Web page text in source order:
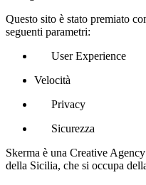
Questo sito è stato premiato
seguenti parametri:
User Experience
Velocità
Privacy
Sicurezza
Skerma è una Creative
della Sicilia, che si occupa